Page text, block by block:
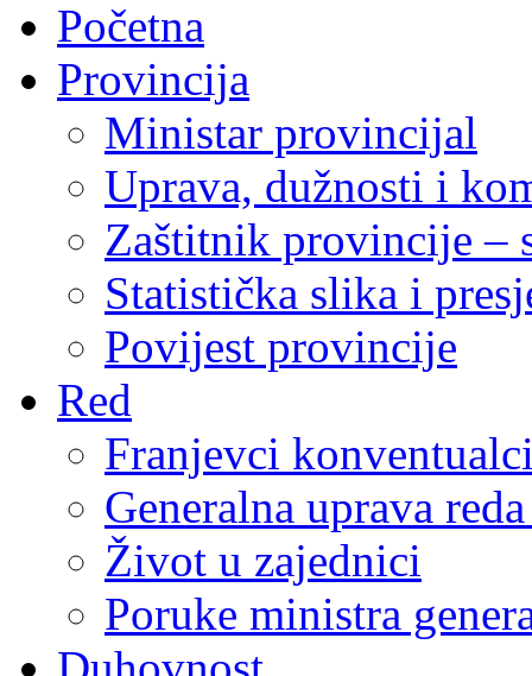
Početna
Provincija
Ministar provincijal
Uprava, dužnosti i
Zaštitnik provincije –
Statistička slika i
Povijest provincije
Red
Franjevci
Generalna uprava
Život u zajednici
Poruke ministra